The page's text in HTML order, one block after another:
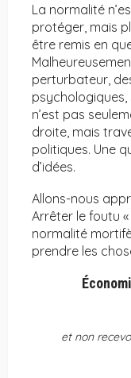
La normalité
protéger, mais
être remis en
perturbateur,
n’est pas
droite, mais
politiques. Une
d’idées.
Allons-nous
Arrêter le foutu «
normalité
prendre les
et non